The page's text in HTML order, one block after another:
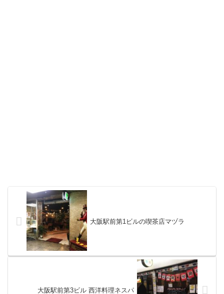
大阪駅前第1ビルの喫茶店マヅラ
大阪駅前第3ビル 西洋料理ネスパ